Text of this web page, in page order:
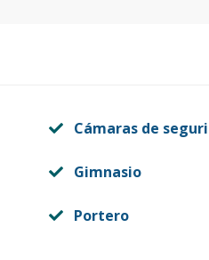
Cámaras de
Gimnasio
Portero